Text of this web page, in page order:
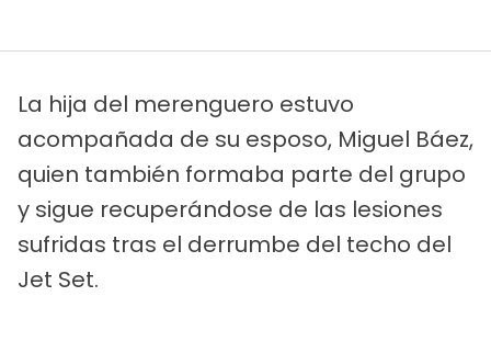
La hija del merenguero estuvo
acompañada de su esposo, Miguel Báez,
quien también formaba parte del grupo
y sigue recuperándose de las lesiones
sufridas tras el derrumbe del techo del
Jet Set.